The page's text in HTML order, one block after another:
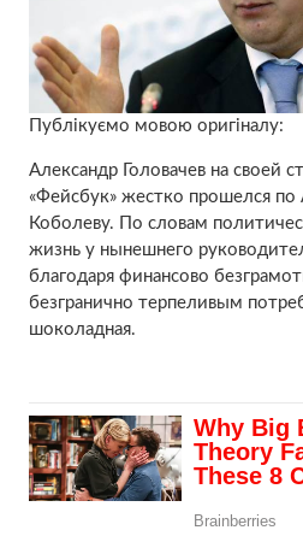
Публікуємо мовою оригіналу:
Александр Головачев на своей
«Фейсбук» жестко прошелся
Коболеву. По словам
жизнь у нынешнего
благодаря финансово
безгранично терпеливым
шоколадная.